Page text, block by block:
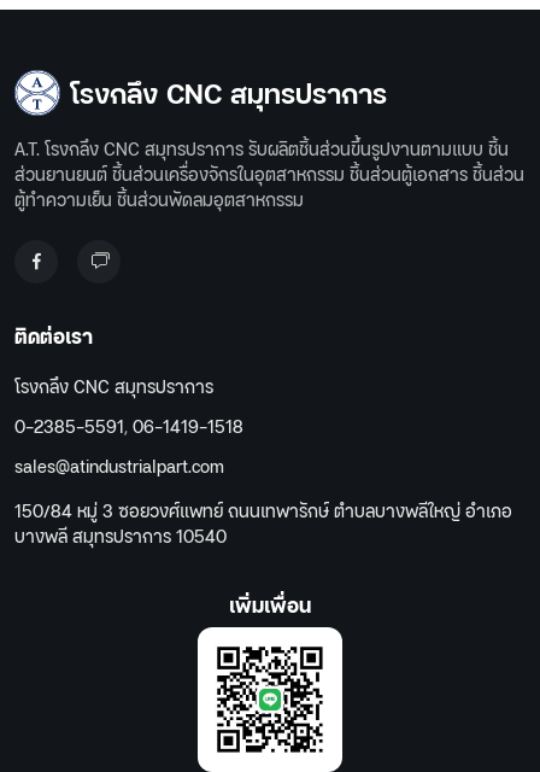
โรงกลึง CNC สมุทรปราการ
A.T. โรงกลึง CNC สมุทรปราการ รับผลิตชิ้นส่วนขึ้นรูปงานตามแบบ ชิ้น
ส่วนยานยนต์ ชิ้นส่วนเครื่องจักรในอุตสาหกรรม ชิ้นส่วนตู้เอกสาร ชิ้นส่วน
ตู้ทำความเย็น ชิ้นส่วนพัดลมอุตสาหกรรม
ติดต่อเรา
โรงกลึง CNC สมุทรปราการ
0-2385-5591,06-1419-1518
sales@atindustrialpart.com
150/84 หมู่ 3 ซอยวงศ์แพทย์ ถนนเทพารักษ์ ตำบลบางพลีใหญ่ อำเภอ
บางพลี สมุทรปราการ 10540
เพิ่มเพื่อน